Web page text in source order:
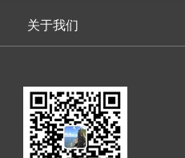
关于我们